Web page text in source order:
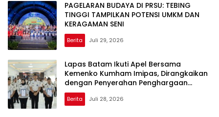
PAGELARAN BUDAYA DI PRSU: TEBING
TINGGI TAMPILKAN POTENSI UMKM DAN
KERAGAMAN SENI
Berita Juli 29, 2026
Lapas Batam Ikuti Apel Bersama
Kemenko Kumham Imipas, Dirangkaikan
dengan Penyerahan Penghargaan
Pegawai Teladan
Berita Juli 28, 2026